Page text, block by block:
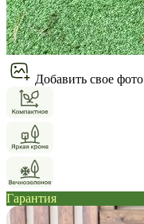
Добавить свое фото
Гарантия